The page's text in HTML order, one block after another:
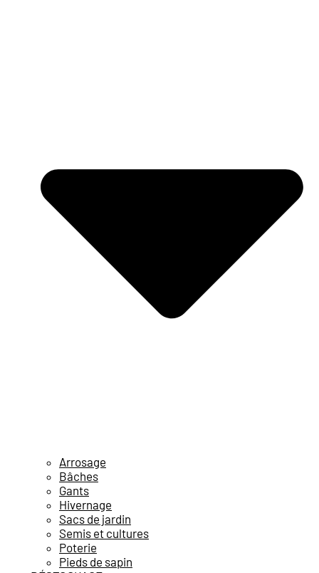
Arrosage
Bâches
Gants
Hivernage
Sacs de jardin
Semis et cultures
Poterie
Pieds de sapin